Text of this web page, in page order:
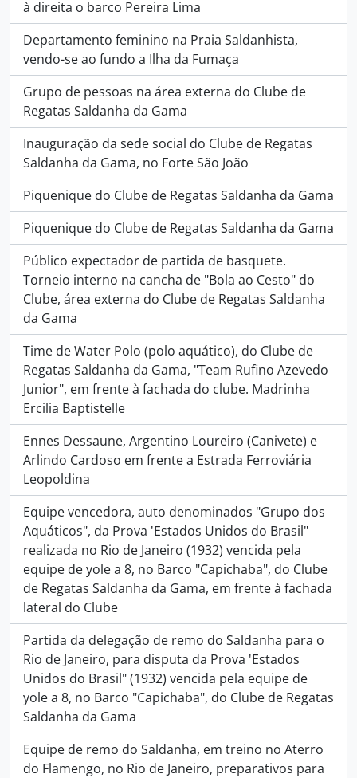
à direita o barco Pereira Lima
Departamento feminino na Praia Saldanhista,
vendo-se ao fundo a Ilha da Fumaça
Grupo de pessoas na área externa do Clube de
Regatas Saldanha da Gama
Inauguração da sede social do Clube de Regatas
Saldanha da Gama, no Forte São João
Piquenique do Clube de Regatas Saldanha da Gama
Piquenique do Clube de Regatas Saldanha da Gama
Público expectador de partida de basquete.
Torneio interno na cancha de "Bola ao Cesto" do
Clube, área externa do Clube de Regatas Saldanha
da Gama
Time de Water Polo (polo aquático), do Clube de
Regatas Saldanha da Gama, "Team Rufino Azevedo
Junior", em frente à fachada do clube. Madrinha
Ercilia Baptistelle
Ennes Dessaune, Argentino Loureiro (Canivete) e
Arlindo Cardoso em frente a Estrada Ferroviária
Leopoldina
Equipe vencedora, auto denominados "Grupo dos
Aquáticos", da Prova 'Estados Unidos do Brasil"
realizada no Rio de Janeiro (1932) vencida pela
equipe de yole a 8, no Barco "Capichaba", do Clube
de Regatas Saldanha da Gama, em frente à fachada
lateral do Clube
Partida da delegação de remo do Saldanha para o
Rio de Janeiro, para disputa da Prova 'Estados
Unidos do Brasil" (1932) vencida pela equipe de
yole a 8, no Barco "Capichaba", do Clube de Regatas
Saldanha da Gama
Equipe de remo do Saldanha, em treino no Aterro
do Flamengo, no Rio de Janeiro, preparativos para